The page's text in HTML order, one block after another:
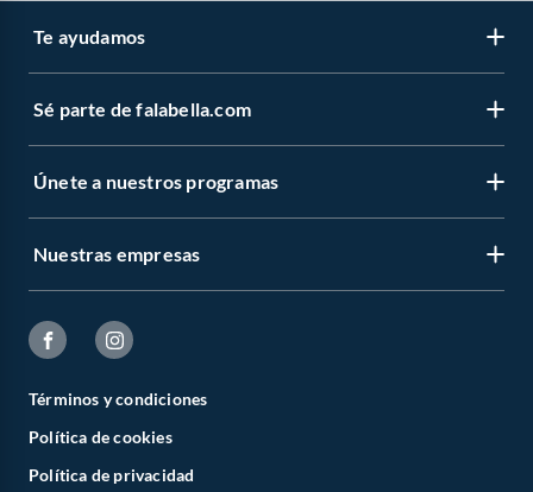
Te ayudamos
Sé parte de falabella.com
Únete a nuestros programas
Nuestras empresas
Términos y condiciones
Política de cookies
Política de privacidad